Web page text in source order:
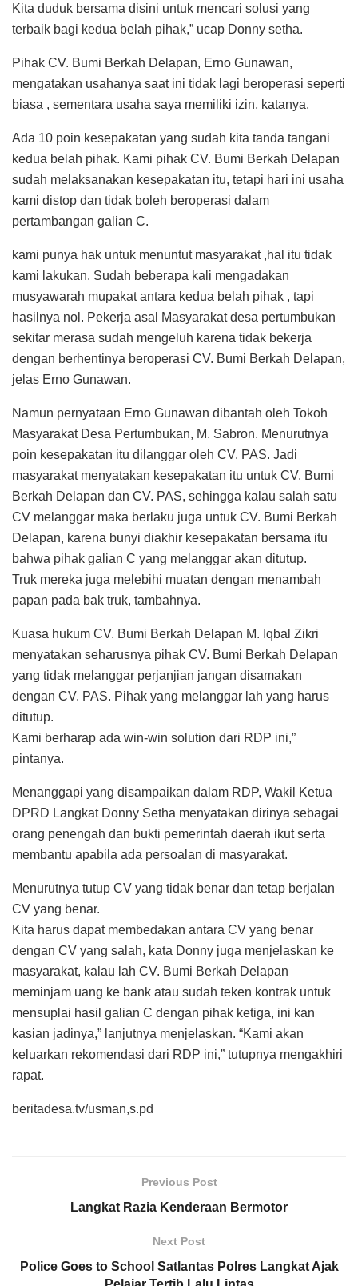
Kita duduk bersama disini untuk mencari solusi yang
terbaik bagi kedua belah pihak,” ucap Donny setha.
Pihak CV. Bumi Berkah Delapan, Erno Gunawan,
mengatakan usahanya saat ini tidak lagi beroperasi seperti
biasa , sementara usaha saya memiliki izin, katanya.
Ada 10 poin kesepakatan yang sudah kita tanda tangani
kedua belah pihak. Kami pihak CV. Bumi Berkah Delapan
sudah melaksanakan kesepakatan itu, tetapi hari ini usaha
kami distop dan tidak boleh beroperasi dalam
pertambangan galian C.
kami punya hak untuk menuntut masyarakat ,hal itu tidak
kami lakukan. Sudah beberapa kali mengadakan
musyawarah mupakat antara kedua belah pihak , tapi
hasilnya nol. Pekerja asal Masyarakat desa pertumbukan
sekitar merasa sudah mengeluh karena tidak bekerja
dengan berhentinya beroperasi CV. Bumi Berkah Delapan,
jelas Erno Gunawan.
Namun pernyataan Erno Gunawan dibantah oleh Tokoh
Masyarakat Desa Pertumbukan, M. Sabron. Menurutnya
poin kesepakatan itu dilanggar oleh CV. PAS. Jadi
masyarakat menyatakan kesepakatan itu untuk CV. Bumi
Berkah Delapan dan CV. PAS, sehingga kalau salah satu
CV melanggar maka berlaku juga untuk CV. Bumi Berkah
Delapan, karena bunyi diakhir kesepakatan bersama itu
bahwa pihak galian C yang melanggar akan ditutup.
Truk mereka juga melebihi muatan dengan menambah
papan pada bak truk, tambahnya.
Kuasa hukum CV. Bumi Berkah Delapan M. Iqbal Zikri
menyatakan seharusnya pihak CV. Bumi Berkah Delapan
yang tidak melanggar perjanjian jangan disamakan
dengan CV. PAS. Pihak yang melanggar lah yang harus
ditutup.
Kami berharap ada win-win solution dari RDP ini,”
pintanya.
Menanggapi yang disampaikan dalam RDP, Wakil Ketua
DPRD Langkat Donny Setha menyatakan dirinya sebagai
orang penengah dan bukti pemerintah daerah ikut serta
membantu apabila ada persoalan di masyarakat.
Menurutnya tutup CV yang tidak benar dan tetap berjalan
CV yang benar.
Kita harus dapat membedakan antara CV yang benar
dengan CV yang salah, kata Donny juga menjelaskan ke
masyarakat, kalau lah CV. Bumi Berkah Delapan
meminjam uang ke bank atau sudah teken kontrak untuk
mensuplai hasil galian C dengan pihak ketiga, ini kan
kasian jadinya,” lanjutnya menjelaskan. “Kami akan
keluarkan rekomendasi dari RDP ini,” tutupnya mengakhiri
rapat.
beritadesa.tv/usman,s.pd
Previous Post
Langkat Razia Kenderaan Bermotor
Next Post
Police Goes to School Satlantas Polres Langkat Ajak